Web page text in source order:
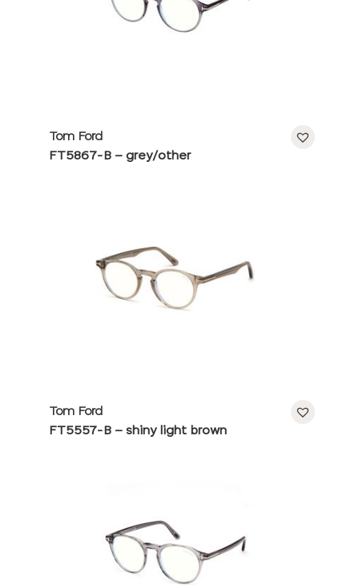
Tom Ford
FT5867-B – grey/other
Tom Ford
FT5557-B – shiny light brown